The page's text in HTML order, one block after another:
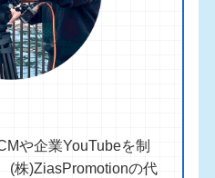
や企業YouTubeを制
(株)ZiasPromotionの代